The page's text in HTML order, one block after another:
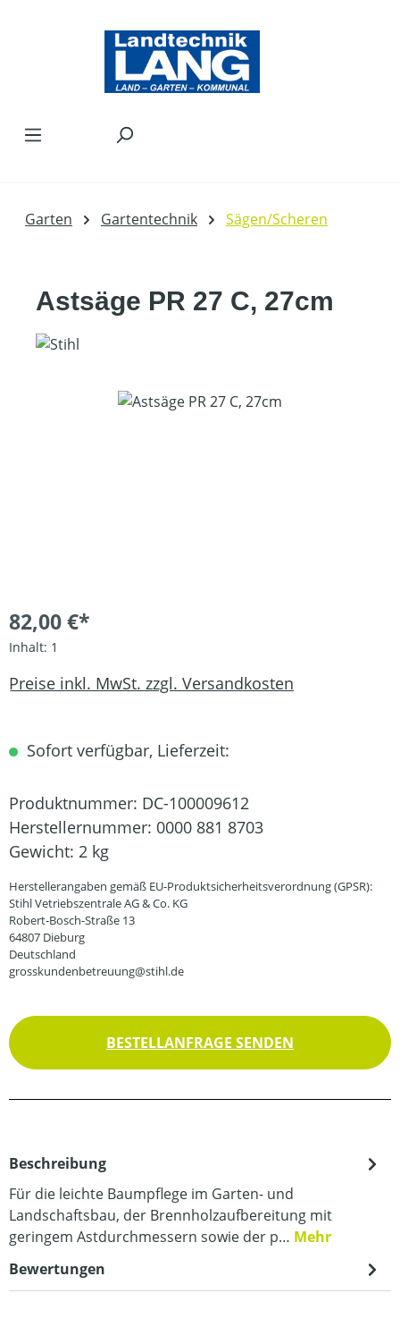
Garten Gartentechnik Sägen/Scheren
Astsäge PR 27 C, 27cm
Bildergalerie überspringen
82,00 €*
Inhalt: 1
Preise inkl. MwSt. zzgl. Versandkosten
Sofort verfügbar, Lieferzeit:
Produktnummer: DC-100009612
Herstellernummer: 0000 881 8703
Gewicht: 2 kg
Herstellerangaben gemäß EU-Produktsicherheitsverordnung (GPSR):
Stihl Vetriebszentrale AG & Co. KG
Robert-Bosch-Straße 13
64807 Dieburg
Deutschland
grosskundenbetreuung@stihl.de
BESTELLANFRAGE SENDEN
Beschreibung
Für die leichte Baumpflege im Garten- und
Landschaftsbau, der Brennholzaufbereitung mit
geringem Astdurchmessern sowie der p… Mehr
Bewertungen